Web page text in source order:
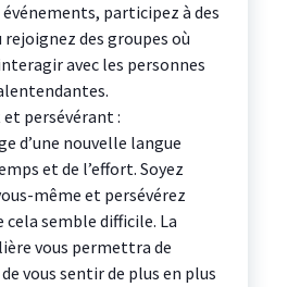
événements, participez à des
des groupes où
avec les personnes
persévérant :
d’une nouvelle langue
et de l’effort. Soyez
même et persévérez
cela semble difficile. La
vous permettra de
vous sentir de plus en plus